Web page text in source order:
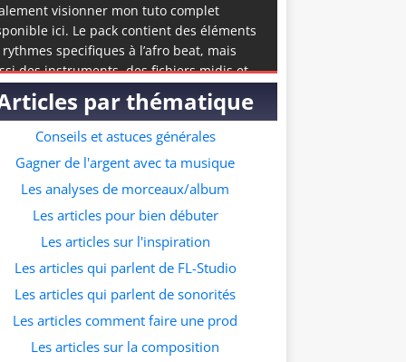
visionner mon tuto complet
ici. Le pack contient des éléments
specifiques à l’afro beat, mais
des instruments, des fichiers midis et
quelques accapelas et loops prête à
C’est de loin la meilleure ressource
ceux qui souhaitent commencer à faire
prods dans ce genre musicale. A quelle
veux tu recevoir le pack ?
par thématique
Conseils et astuces générales
Gagner de l'argent avec ta musique
Les analyses de morceaux/album
Les articles pour bien débuter
Les articles sur l'inspiration
Les articles qui parlent de FL-Studio
Les articles qui parlent de sonorités
Les articles comment faire une prod
Les articles sur la composition